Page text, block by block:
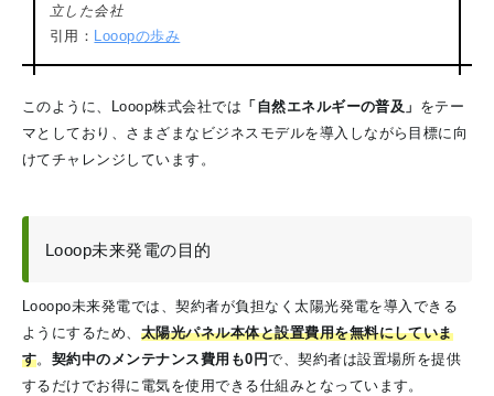
立した会社
引用： Looopの歩み
このように、Looop株式会社では 「自然エネルギーの普及」 をテー
マとしており、さまざまなビジネスモデルを導入しながら目標に向
けてチャレンジしています。
Looop未来発電の目的
Looopo未来発電では、契約者が負担なく太陽光発電を導入できる
ようにするため、 太陽光パネル本体と設置費用を無料にしていま
す。 契約中のメンテナンス費用も0円で、契約者は設置場所を提供
するだけでお得に電気を使用できる仕組みとなっています。